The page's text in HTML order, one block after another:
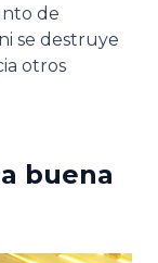
de
se destruye
otros
buena